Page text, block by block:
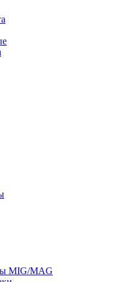
MIG/MAG